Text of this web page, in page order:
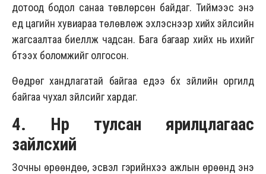
дотоод бодол санаа төвлөрсөн байдаг. Тиймээс энэ
үед цагийн хувиараа төлөвлөж эхлэснээр хийх зүйлсийн
жагсаалтаа биелүүлж чадсан. Бага багаар хийх нь ихийг
бүтээх боломжийг олгосон.
Өөдрөг хандлагатай байгаа үедээ бүх зүйлийн оргилд
байгаа чухал зүйлсийг хардаг.
4. Нүүр тулсан ярилцлагаас
зайлсхий
Зочны өрөөндөө, эсвэл гэрийнхээ ажлын өрөөнд энэ